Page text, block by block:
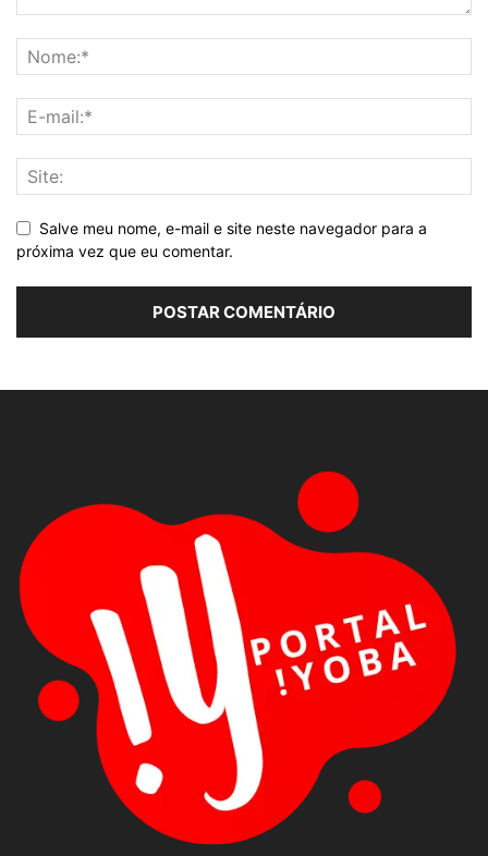
Salve meu nome, e-mail e site neste navegador para a
próxima vez que eu comentar.